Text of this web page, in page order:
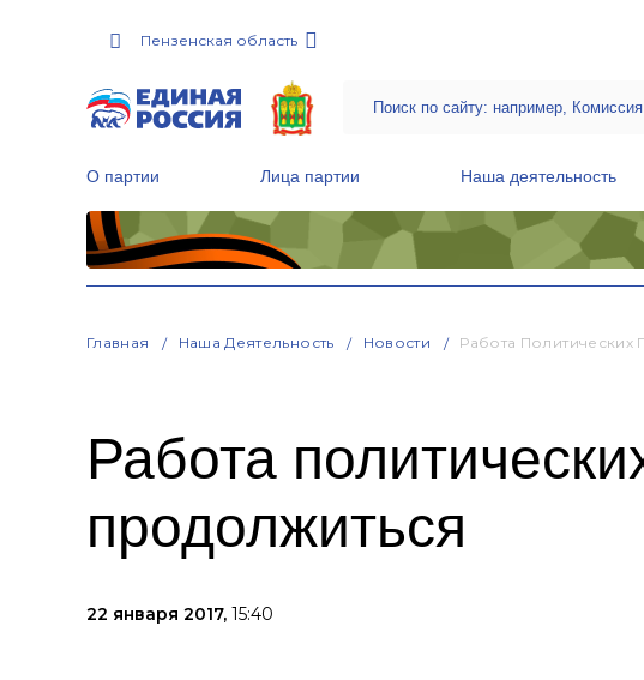
Пензенская область
О партии Лица партии Наша деятельность
Главная Наша Деятельность Новости Работа
Работа
продолжиться
22 января 2017, 15:40